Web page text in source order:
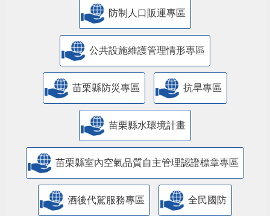
防制人口販運專區
​公共設施維護管理情形專區
苗栗縣防災專區 抗旱專區
苗栗縣水環境計畫
苗栗縣室內空氣品質自主管理認證標章專區
酒後代駕服務專區 全民國防